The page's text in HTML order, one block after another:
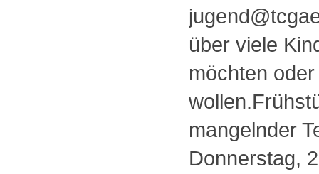
über viele
möchten
mangelnder
Donnerstag,